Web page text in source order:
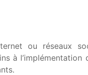
ou réseaux
à l’implémentation